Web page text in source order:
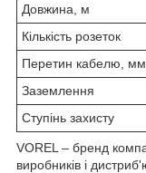
Довжина, м
Кількість розеток
Перетин кабелю,
Заземлення
Ступінь захисту
VOREL – бренд
виробників і